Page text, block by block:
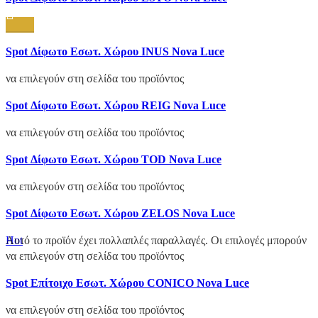
Add to wishlist
Quick view
Add to wishlist
Spot Δίφωτο Εσωτ. Χώρου INUS Nova Luce
Quick view
Add to wishlist
να επιλεγούν στη σελίδα του προϊόντος
Spot Δίφωτο Εσωτ. Χώρου REIG Nova Luce
Quick view
Add to wishlist
να επιλεγούν στη σελίδα του προϊόντος
Spot Δίφωτο Εσωτ. Χώρου TOD Nova Luce
Quick view
Add to wishlist
να επιλεγούν στη σελίδα του προϊόντος
Spot Δίφωτο Εσωτ. Χώρου ZELOS Nova Luce
Hot
Quick view
Add to wishlist
Αυτό το προϊόν έχει πολλαπλές παραλλαγές. Οι επιλογές μπορούν
να επιλεγούν στη σελίδα του προϊόντος
Spot Επίτοιχο Εσωτ. Χώρου CONICO Nova Luce
να επιλεγούν στη σελίδα του προϊόντος